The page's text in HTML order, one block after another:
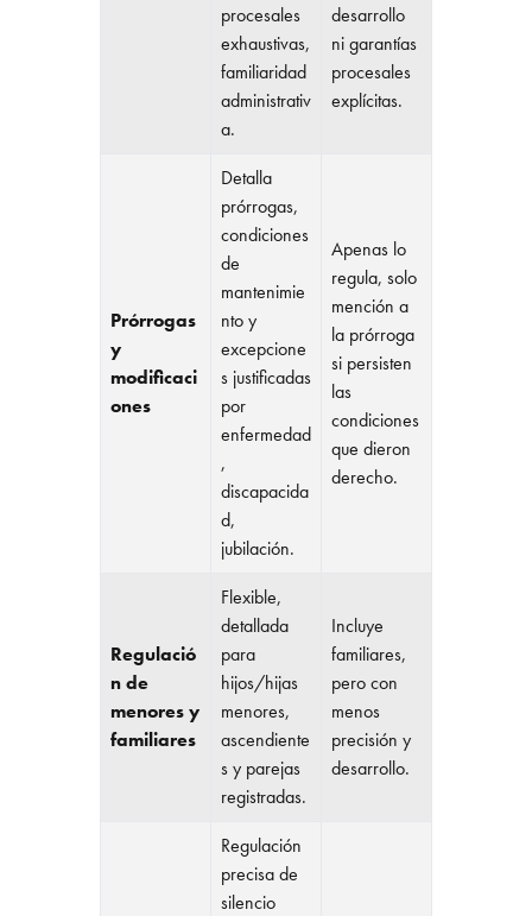
procesales
exhaustivas,
familiaridad
administrativ
a.
desarrollo
ni garantías
procesales
explícitas.
Prórrogas
y
modificaci
ones
Detalla
prórrogas,
condiciones
de
mantenimie
nto y
excepcione
s justificadas
por
enfermedad
,
discapacida
d,
jubilación.
Apenas lo
regula, solo
mención a
la prórroga
si persisten
las
condiciones
que dieron
derecho.
Regulació
n de
menores y
familiares
Flexible,
detallada
para
hijos/hijas
menores,
ascendiente
s y parejas
registradas.
Incluye
familiares,
pero con
menos
precisión y
desarrollo.
Regulación
precisa de
silencio